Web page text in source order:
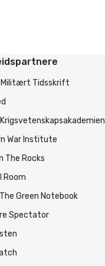
Tidsskrift
War Institute
The Rocks
Green Notebook
Spectator